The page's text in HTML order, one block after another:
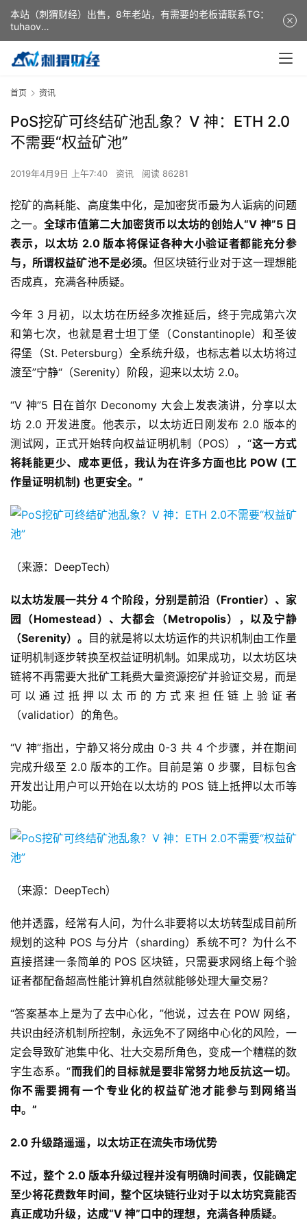
首页 资讯
PoS挖矿可终结矿池乱象？V 神：ETH 2.0
不需要“权益矿池”
2019年4月9日 上午7:40 资讯 阅读 86281
挖矿的高耗能、高度集中化，是加密货币最为人诟病的问题
之一。 全球市值第二大加密货币以太坊的创始人“V 神”5 日
表示，以太坊 2.0 版本将保证各种大小验证者都能充分参
与，所谓权益矿池不是必须。但区块链行业对于这一理想能
否成真，充满各种质疑。
今年 3 月初，以太坊在历经多次推延后，终于完成第六次
和第七次，也就是君士坦丁堡（Constantinople）和圣彼
得堡（St. Petersburg）全系统升级，也标志着以太坊将过
渡至”宁静“（Serenity）阶段，迎来以太坊 2.0。
“V 神”5 日在首尔 Deconomy 大会上发表演讲，分享以太
坊 2.0 开发进度。他表示，以太坊近日刚发布 2.0 版本的
测试网，正式开始转向权益证明机制（POS），“这一方式
将耗能更少、成本更低，我认为在许多方面也比 POW (工
作量证明机制) 也更安全。”
（来源：DeepTech）
以太坊发展一共分 4 个阶段，分别是前沿（Frontier）、家
园（Homestead）、大都会（Metropolis），以及宁静
（Serenity）。
目的就是将以太坊运作的共识机制由工作量
证明机制逐步转换至权益证明机制。如果成功，以太坊区块
链将不再需要大批矿工耗费大量资源挖矿并验证交易，而是
可以通过抵押以太币的方式来担任链上验证者
（validatior）的角色。
“V 神”指出，宁静又将分成由 0-3 共 4 个步骤，并在期间
完成升级至 2.0 版本的工作。目前是第 0 步骤，目标包含
开发出让用户可以开始在以太坊的 POS 链上抵押以太币等
功能。
（来源：DeepTech）
他并透露，经常有人问，为什么非要将以太坊转型成目前所
规划的这种 POS 与分片（sharding）系统不可？为什么不
直接搭建一条简单的 POS 区块链，只需要求网络上每个验
证者都配备超高性能计算机自然就能够处理大量交易？
“答案基本上是为了去中心化，”他说，过去在 POW 网络，
共识由经济机制所控制，永远免不了网络中心化的风险，一
定会导致矿池集中化、壮大交易所角色，变成一个糟糕的数
字生态系。“而我们的目标就是要非常努力地反抗这一切。
你不需要拥有一个专业化的权益矿池才能参与到网络当
中。”
2.0 升级路遥遥，以太坊正在流失市场优势
不过，整个 2.0 版本升级过程并没有明确时间表，仅能确定
至少将花费数年时间，整个区块链行业对于以太坊究竟能否
真正成功升级，达成“V 神”口中的理想，充满各种质疑。
本站（刺猬财经）出售，8年老站，有需要的老板请联系TG：
tuhaov
This website (ciweicaijing) is for sale. It is a 8-year-old
website. If you need it, please contact TG: tuhaov